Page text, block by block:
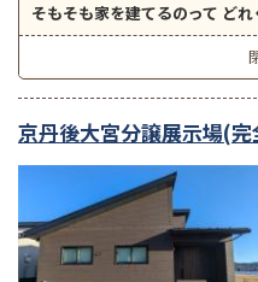
京丹後大宮分譲展示場(